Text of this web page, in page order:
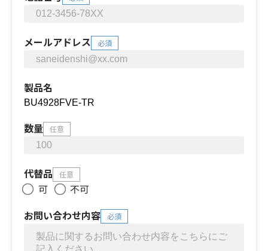
メールアドレス 必須
製品名
数量 任意
代替品 任意
可
不可
お問い合わせ内容
必須